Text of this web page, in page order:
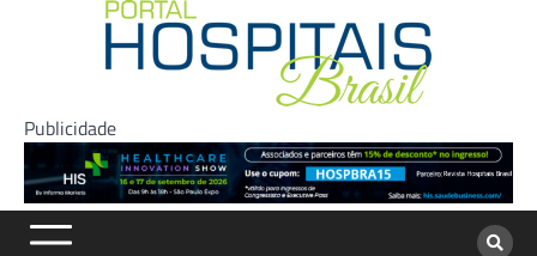
Publicidade